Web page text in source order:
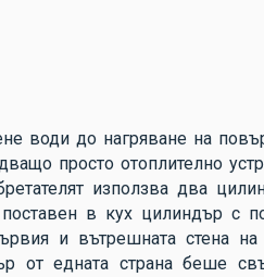
води до нагряване на
просто отоплително
използва два
в кух цилиндър с
и вътрешната стена на
от едната страна беше